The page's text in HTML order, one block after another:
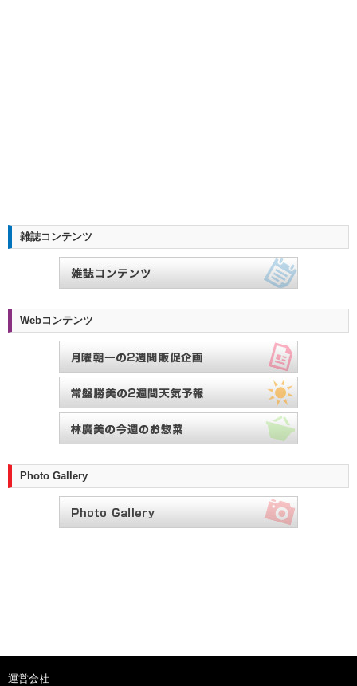
雑誌コンテンツ
Webコンテンツ
Photo Gallery
運営会社